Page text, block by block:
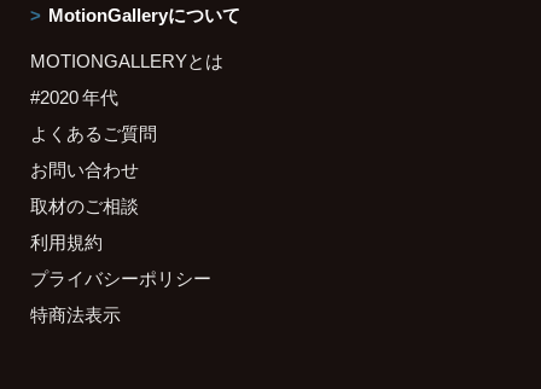
MotionGalleryについて
MOTIONGALLERYとは
#2020 年代
よくあるご質問
お問い合わせ
取材のご相談
利用規約
プライバシーポリシー
特商法表示